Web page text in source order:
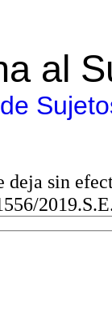
al
deja sin